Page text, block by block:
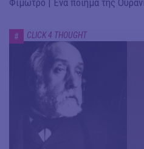
Φίμωτρο | Ένα ποίημα της
# CLICK 4 THOUGHT